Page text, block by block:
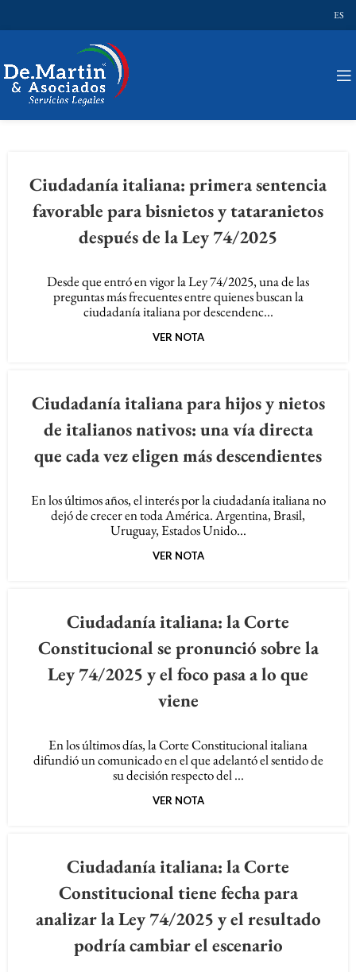
ES
Ciudadanía italiana: primera sentencia
favorable para bisnietos y tataranietos
después de la Ley 74/2025
Desde que entró en vigor la Ley 74/2025, una de las
preguntas más frecuentes entre quienes buscan la
ciudadanía italiana por descendenc...
VER NOTA
Ciudadanía italiana para hijos y nietos
de italianos nativos: una vía directa
que cada vez eligen más descendientes
En los últimos años, el interés por la ciudadanía italiana no
dejó de crecer en toda América. Argentina, Brasil,
Uruguay, Estados Unido...
VER NOTA
Ciudadanía italiana: la Corte
Constitucional se pronunció sobre la
Ley 74/2025 y el foco pasa a lo que
viene
En los últimos días, la Corte Constitucional italiana
difundió un comunicado en el que adelantó el sentido de
su decisión respecto del ...
VER NOTA
Ciudadanía italiana: la Corte
Constitucional tiene fecha para
analizar la Ley 74/2025 y el resultado
podría cambiar el escenario